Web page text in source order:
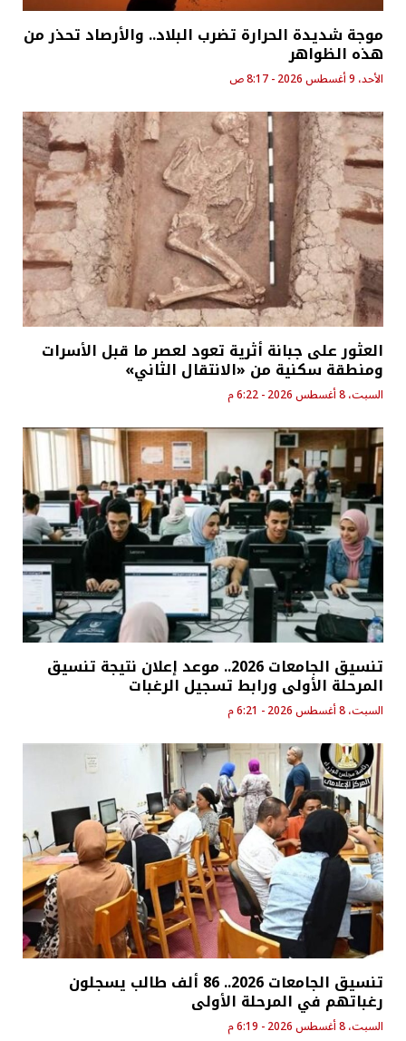
موجة شديدة الحرارة تضرب البلاد.. والأرصاد تحذر من
هذه الظواهر
الأحد، 9 أغسطس 2026 - 8:17 ص
العثور على جبانة أثرية تعود لعصر ما قبل الأسرات
ومنطقة سكنية من «الانتقال الثاني»
السبت، 8 أغسطس 2026 - 6:22 م
تنسيق الجامعات 2026.. موعد إعلان نتيجة تنسيق
المرحلة الأولى ورابط تسجيل الرغبات
السبت، 8 أغسطس 2026 - 6:21 م
تنسيق الجامعات 2026.. 86 ألف طالب يسجلون
رغباتهم في المرحلة الأولى
السبت، 8 أغسطس 2026 - 6:19 م